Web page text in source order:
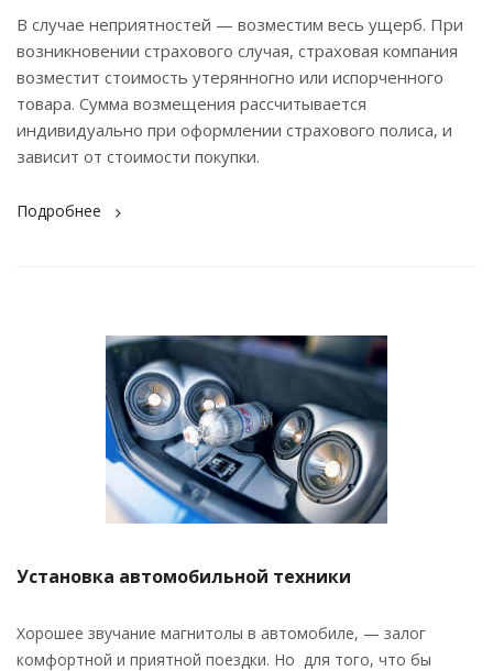
В случае неприятностей — возместим весь ущерб. При
возникновении страхового случая, страховая компания
возместит стоимость утерянногно или испорченного
товара. Сумма возмещения рассчитывается
индивидуально при оформлении страхового полиса, и
зависит от стоимости покупки.
Подробнее
Установка автомобильной техники
Хорошее звучание магнитолы в автомобиле, — залог
комфортной и приятной поездки. Но для того, что бы